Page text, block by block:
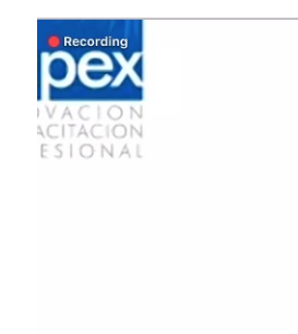
NUESTRA ZONA FRANCA
REPÚBLICA DOMINICANA
PRENSA